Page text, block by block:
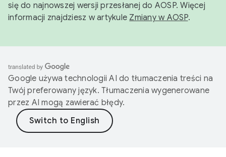
się do najnowszej wersji przesłanej do AOSP. Więcej
informacji znajdziesz w artykule Zmiany w AOSP.
Google używa technologii AI do tłumaczenia treści na
Twój preferowany język. Tłumaczenia wygenerowane
przez AI mogą zawierać błędy.